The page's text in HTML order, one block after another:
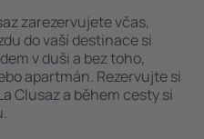
zarezervujete včas,
do vaší destinace si
v duši a bez toho,
apartmán. Rezervujte si
Clusaz a během cesty si